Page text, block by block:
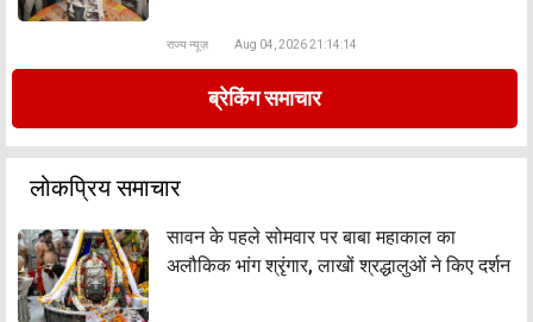
राज्य न्यूज़ Aug 04, 2026 21:14:14
ब्रेकिंग समाचार
लोकप्रिय समाचार
सावन के पहले सोमवार पर बाबा महाकाल का
अलौकिक भांग श्रृंगार, लाखों श्रद्धालुओं ने किए दर्शन